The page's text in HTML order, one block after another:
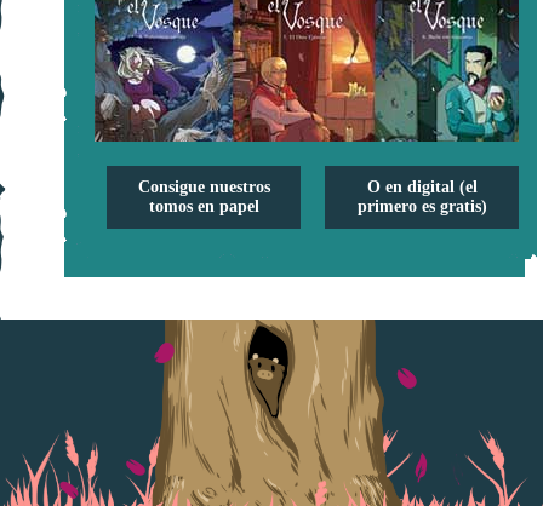
Consigue nuestros
tomos en papel
O en digital (el
primero es gratis)